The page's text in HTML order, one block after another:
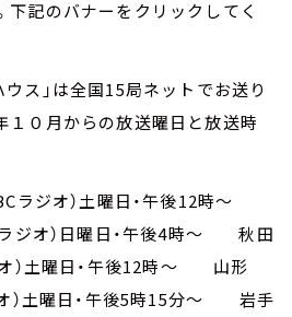
下記のバナーをクリックしてく
ス」は全国15局ネットでお送り
１０月からの放送曜日と放送時
ラジオ）土曜日・午後12時～
ラジオ）日曜日・午後4時～ 秋田
オ）土曜日・午後12時～ 山形
オ）土曜日・午後5時15分～ 岩手